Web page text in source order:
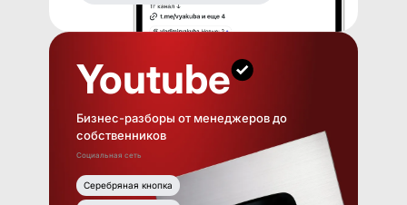
Youtube
Бизнес-разборы от менеджеров до
собственников
Социальная сеть
Серебряная кнопка